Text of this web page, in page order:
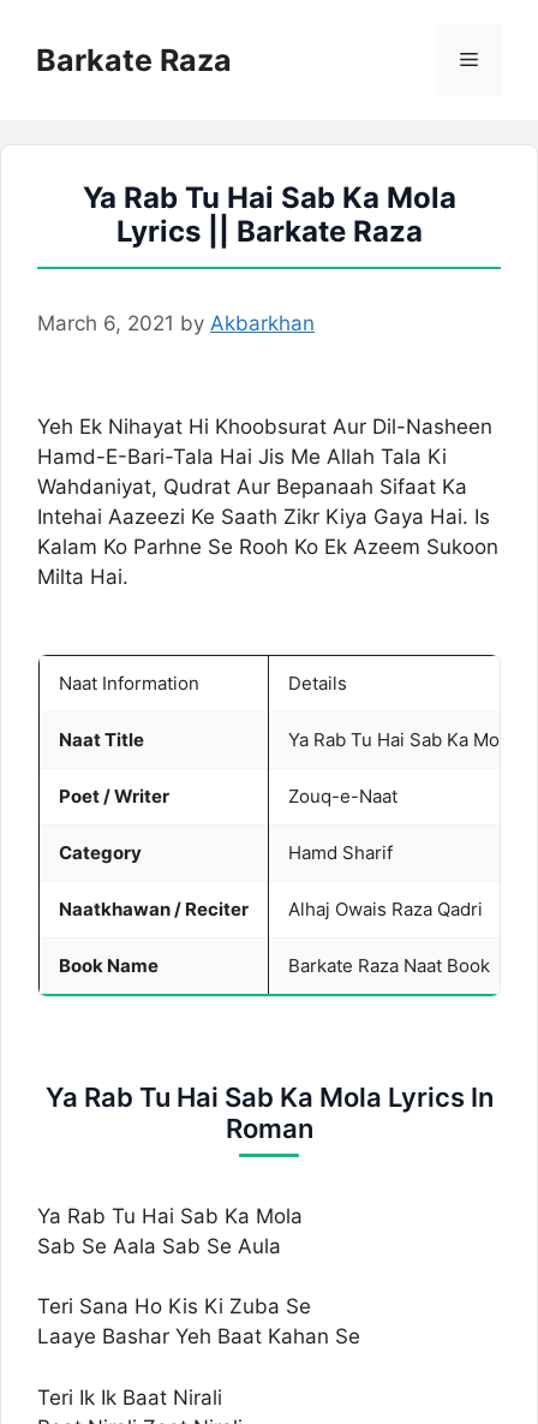
contentBarkate Raza Menu
Ya Rab Tu Hai Sab Ka Mola
Lyrics || Barkate Raza
March 6, 2021 by Akbarkhan
Yeh Ek Nihayat Hi Khoobsurat Aur Dil-Nasheen
Hamd-E-Bari-Tala Hai Jis Me Allah Tala Ki
Wahdaniyat, Qudrat Aur Bepanaah Sifaat Ka
Intehai Aazeezi Ke Saath Zikr Kiya Gaya Hai. Is
Kalam Ko Parhne Se Rooh Ko Ek Azeem Sukoon
Milta Hai.
Naat Information Details
Naat Title Ya Rab Tu Hai Sab Ka Mola
Poet / Writer Zouq-e-Naat
Category Hamd Sharif
Naatkhawan / Reciter Alhaj Owais Raza Qadri
Book Name Barkate Raza Naat Book
Ya Rab Tu Hai Sab Ka Mola Lyrics In
Roman
Ya Rab Tu Hai Sab Ka Mola
Sab Se Aala Sab Se Aula
Teri Sana Ho Kis Ki Zuba Se
Laaye Bashar Yeh Baat Kahan Se
Teri Ik Ik Baat Nirali